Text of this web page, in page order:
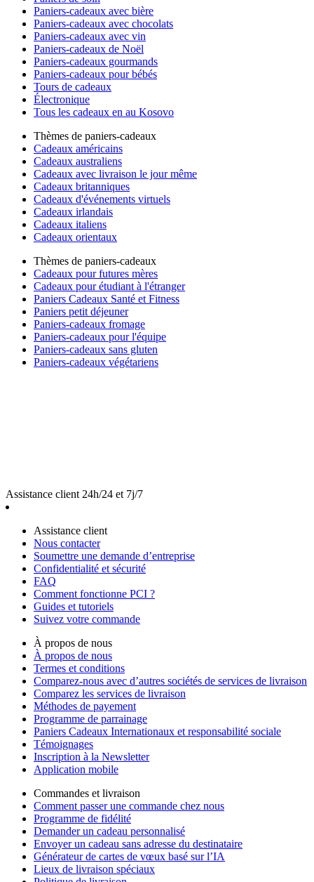
Paniers-cadeaux avec bière
Paniers-cadeaux avec chocolats
Paniers-cadeaux avec vin
Paniers-cadeaux de Noël
Paniers-cadeaux gourmands
Paniers-cadeaux pour bébés
Tours de cadeaux
Électronique
Tous les cadeaux en au Kosovo
Thèmes de paniers-cadeaux
Cadeaux américains
Cadeaux australiens
Cadeaux avec livraison le jour même
Cadeaux britanniques
Cadeaux d'événements virtuels
Cadeaux irlandais
Cadeaux italiens
Cadeaux orientaux
Thèmes de paniers-cadeaux
Cadeaux pour futures mères
Cadeaux pour étudiant à l'étranger
Paniers Cadeaux Santé et Fitness
Paniers petit déjeuner
Paniers-cadeaux fromage
Paniers-cadeaux pour l'équipe
Paniers-cadeaux sans gluten
Paniers-cadeaux végétariens
Assistance client 24h/24 et 7j/7
Assistance client
Nous contacter
Soumettre une demande d’entreprise
Confidentialité et sécurité
FAQ
Comment fonctionne PCI ?
Guides et tutoriels
Suivez votre commande
À propos de nous
À propos de nous
Termes et conditions
Comparez-nous avec d’autres sociétés de services de livraison
Comparez les services de livraison
Méthodes de payement
Programme de parrainage
Paniers Cadeaux Internationaux et responsabilité sociale
Témoignages
Inscription à la Newsletter
Application mobile
Commandes et livraison
Comment passer une commande chez nous
Programme de fidélité
Demander un cadeau personnalisé
Envoyer un cadeau sans adresse du destinataire
Générateur de cartes de vœux basé sur l’IA
Lieux de livraison spéciaux